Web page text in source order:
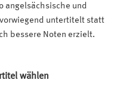
angelsächsische und
untertitelt statt
bessere Noten erzielt.
wählen